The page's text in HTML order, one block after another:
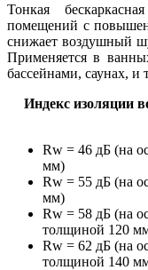
Тонкая
помещений с
снижает воздушный
Применяется в
бассейнами, саунах, и
Индекс изоляции
Rw = 46 дБ (на
мм)
Rw = 55 дБ (на
мм)
Rw = 58 дБ (на
толщиной 120
Rw = 62 дБ (на
толщиной 140